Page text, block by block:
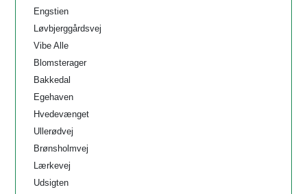
Engstien
Løvbjerggårdsvej
Vibe Alle
Blomsterager
Bakkedal
Egehaven
Hvedevænget
Ullerødvej
Brønsholmvej
Lærkevej
Udsigten